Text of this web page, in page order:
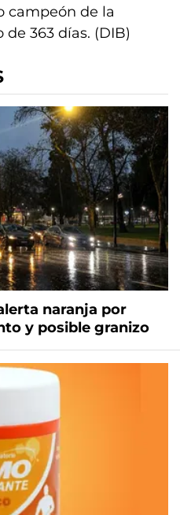
campeón de la
363 días. (DIB)
naranja por
y posible granizo